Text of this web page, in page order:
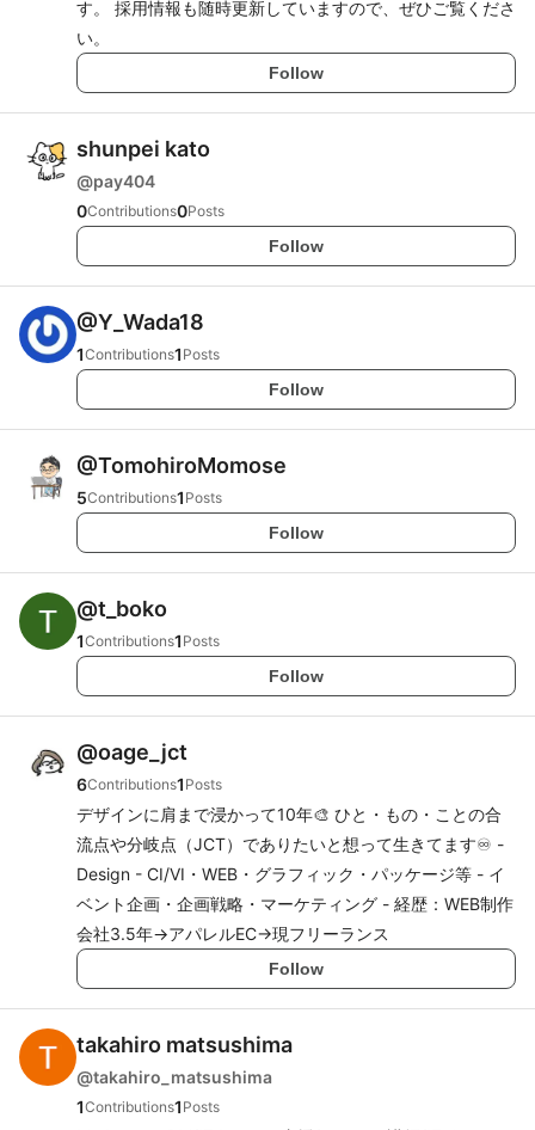
す。 採用情報も随時更新していますので、ぜひご覧くださ
い。
Follow
shunpei kato
@pay404
0Contributions0Posts
Follow
@Y_Wada18
1Contributions1 Posts
Follow
@TomohiroMomose
5Contributions1 Posts
Follow
@t_boko
1Contributions1 Posts
Follow
@oage_jct
6Contributions1 Posts
デザインに肩まで浸かって10年🎨 ひと・もの・ことの合
流点や分岐点（JCT）でありたいと想って生きてます♾️ -
Design - CI/VI・WEB・グラフィック・パッケージ等 - イ
ベント企画・企画戦略・マーケティング - 経歴：WEB制作
会社3.5年→アパレルEC→現フリーランス
Follow
takahiro matsushima
@takahiro_matsushima
1Contributions1 Posts